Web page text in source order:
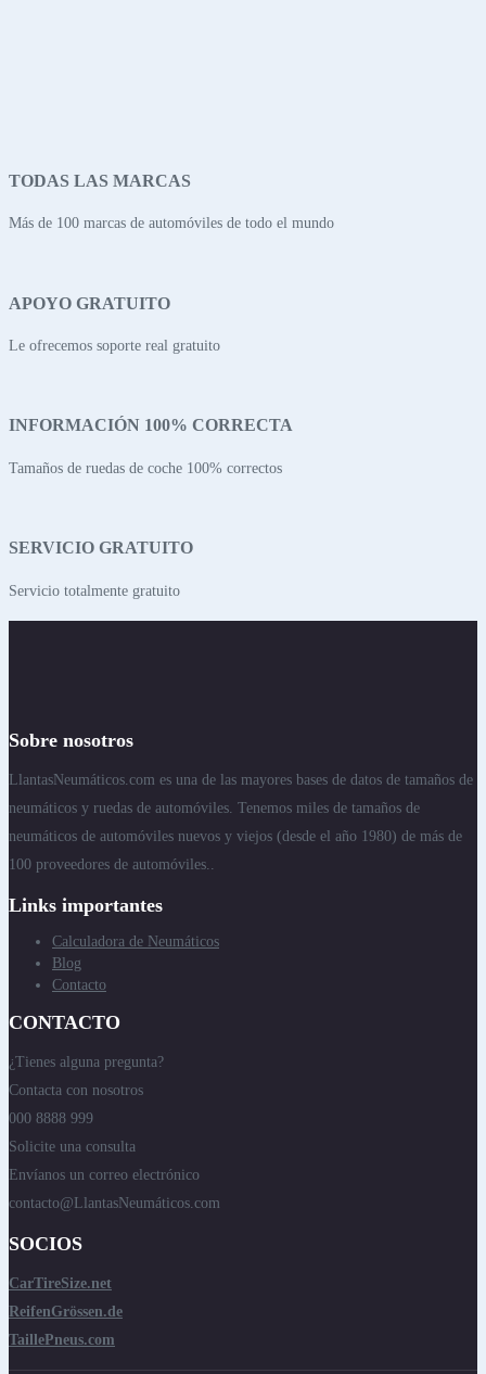
TODAS LAS MARCAS
Más de 100 marcas de automóviles de todo el mundo
APOYO GRATUITO
Le ofrecemos soporte real gratuito
INFORMACIÓN 100% CORRECTA
Tamaños de ruedas de coche 100% correctos
SERVICIO GRATUITO
Servicio totalmente gratuito
Sobre nosotros
LlantasNeumáticos.com es una de las mayores bases de datos de tamaños de
neumáticos y ruedas de automóviles. Tenemos miles de tamaños de
neumáticos de automóviles nuevos y viejos (desde el año 1980) de más de
100 proveedores de automóviles..
Links importantes
Calculadora de Neumáticos
Blog
Contacto
CONTACTO
¿Tienes alguna pregunta?
Contacta con nosotros
000 8888 999
Solicite una consulta
Envíanos un correo electrónico
contacto@LlantasNeumáticos.com
SOCIOS
CarTireSize.net
ReifenGrössen.de
TaillePneus.com